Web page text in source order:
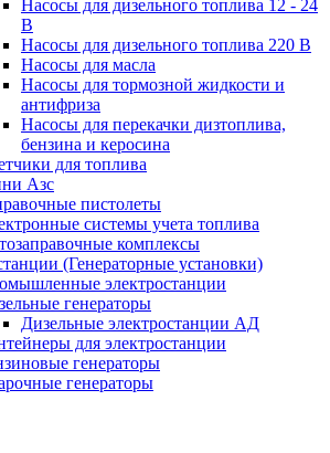
Насосы для дизельного топлива 12 - 24
В
Насосы для дизельного топлива 220 В
Насосы для масла
Насосы для тормозной жидкости и
антифриза
Насосы для перекачки дизтоплива,
бензина и керосина
для топлива
Азс
пистолеты
системы учета топлива
комплексы
(Генераторные установки)
электростанции
генераторы
Дизельные электростанции АД
для электростанции
генераторы
генераторы